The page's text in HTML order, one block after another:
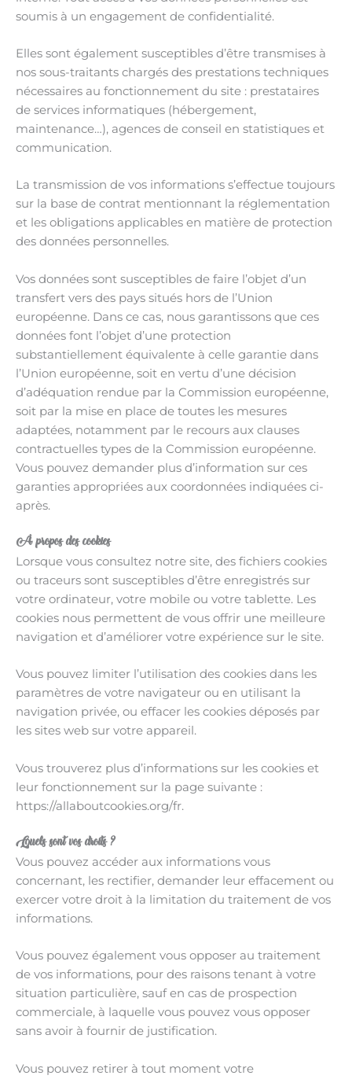
soumis à un engagement de confidentialité.
Elles sont également susceptibles d’être transmises à
nos sous-traitants chargés des prestations techniques
nécessaires au fonctionnement du site : prestataires
de services informatiques (hébergement,
maintenance…), agences de conseil en statistiques et
communication.
La transmission de vos informations s’effectue toujours
sur la base de contrat mentionnant la réglementation
et les obligations applicables en matière de protection
des données personnelles.
Vos données sont susceptibles de faire l’objet d’un
transfert vers des pays situés hors de l’Union
européenne. Dans ce cas, nous garantissons que ces
données font l’objet d’une protection
substantiellement équivalente à celle garantie dans
l’Union européenne, soit en vertu d’une décision
d’adéquation rendue par la Commission européenne,
soit par la mise en place de toutes les mesures
adaptées, notamment par le recours aux clauses
contractuelles types de la Commission européenne.
Vous pouvez demander plus d’information sur ces
garanties appropriées aux coordonnées indiquées ci-
après.
À propos des cookies
Lorsque vous consultez notre site, des fichiers cookies
ou traceurs sont susceptibles d’être enregistrés sur
votre ordinateur, votre mobile ou votre tablette. Les
cookies nous permettent de vous offrir une meilleure
navigation et d’améliorer votre expérience sur le site.
Vous pouvez limiter l’utilisation des cookies dans les
paramètres de votre navigateur ou en utilisant la
navigation privée, ou effacer les cookies déposés par
les sites web sur votre appareil.
Vous trouverez plus d’informations sur les cookies et
leur fonctionnement sur la page suivante :
https://allaboutcookies.org/fr.
Quels sont vos droits ?
Vous pouvez accéder aux informations vous
concernant, les rectifier, demander leur effacement ou
exercer votre droit à la limitation du traitement de vos
informations.
Vous pouvez également vous opposer au traitement
de vos informations, pour des raisons tenant à votre
situation particulière, sauf en cas de prospection
commerciale, à laquelle vous pouvez vous opposer
sans avoir à fournir de justification.
Vous pouvez retirer à tout moment votre